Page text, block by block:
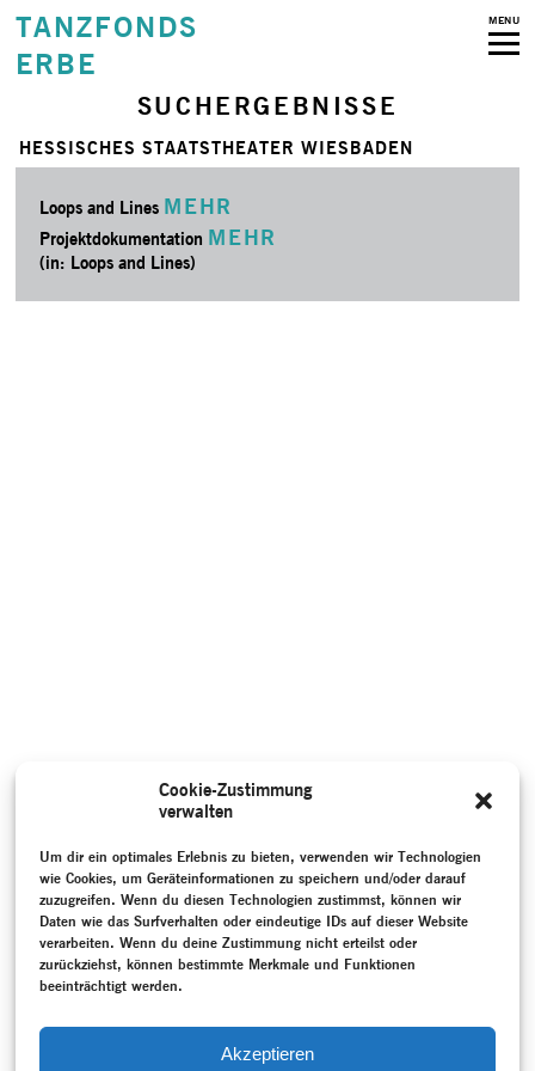
Cookie-Zustimmung
verwalten
Um dir ein optimales Erlebnis zu bieten, verwenden wir Technologien
wie Cookies, um Geräteinformationen zu speichern und/oder darauf
zuzugreifen. Wenn du diesen Technologien zustimmst, können wir
Daten wie das Surfverhalten oder eindeutige IDs auf dieser Website
verarbeiten. Wenn du deine Zustimmung nicht erteilst oder
zurückziehst, können bestimmte Merkmale und Funktionen
beeinträchtigt werden.
Akzeptieren
TANZFONDS
ERBE
MENU
SUCHERGEBNISSE
HESSISCHES STAATSTHEATER WIESBADEN
Loops and Lines MEHR
Projektdokumentation MEHR
(in: Loops and Lines)